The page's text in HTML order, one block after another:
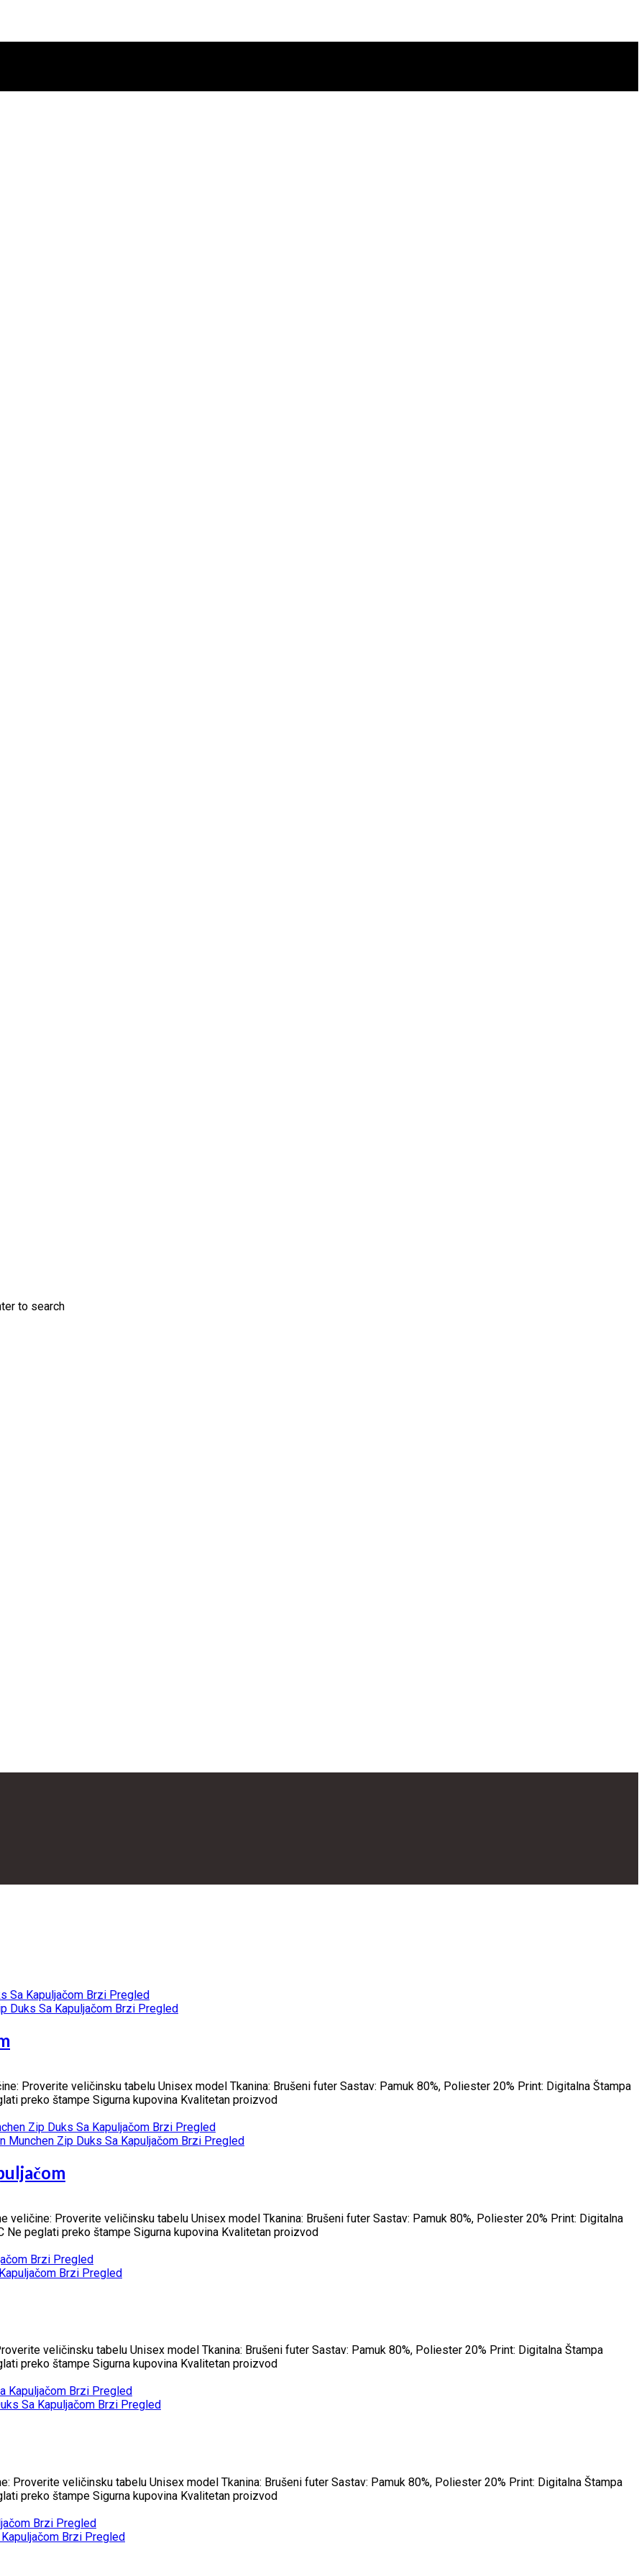
to search
Brzi Pregled
Brzi Pregled
Proverite veličinsku tabelu Unisex model Tkanina: Brušeni futer Sastav: Pamuk 80%, Poliester 20% Print: Digitalna Štampa
preko štampe Sigurna kupovina Kvalitetan proizvod
Brzi Pregled
Brzi Pregled
veličine: Proverite veličinsku tabelu Unisex model Tkanina: Brušeni futer Sastav: Pamuk 80%, Poliester 20% Print: Digitalna
Ne peglati preko štampe Sigurna kupovina Kvalitetan proizvod
Brzi Pregled
Brzi Pregled
veličinsku tabelu Unisex model Tkanina: Brušeni futer Sastav: Pamuk 80%, Poliester 20% Print: Digitalna Štampa
preko štampe Sigurna kupovina Kvalitetan proizvod
Brzi Pregled
Brzi Pregled
Proverite veličinsku tabelu Unisex model Tkanina: Brušeni futer Sastav: Pamuk 80%, Poliester 20% Print: Digitalna Štampa
preko štampe Sigurna kupovina Kvalitetan proizvod
Brzi Pregled
Brzi Pregled